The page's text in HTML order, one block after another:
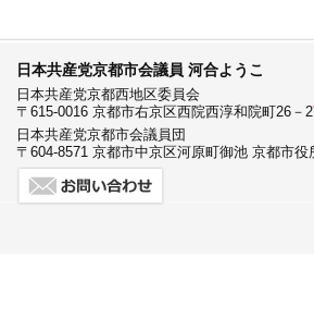
日本共産党京都市会議員 河合ようこ
日本共産党京都西地区委員会
〒615-0016 京都市右京区西院西淳和院町26－2
日本共産党京都市会議員団
〒604-8571 京都市中京区河原町御池 京都市役